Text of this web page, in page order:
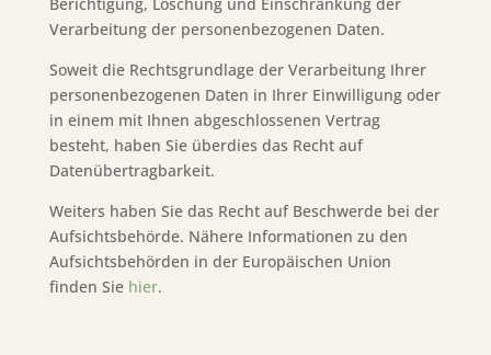
Verarbeitung der personenbezogenen Daten.
Soweit die Rechtsgrundlage der Verarbeitung Ihrer
personenbezogenen Daten in Ihrer Einwilligung oder
in einem mit Ihnen abgeschlossenen Vertrag
besteht, haben Sie überdies das Recht auf
Datenübertragbarkeit.
Weiters haben Sie das Recht auf Beschwerde bei der
Aufsichtsbehörde. Nähere Informationen zu den
Aufsichtsbehörden in der Europäischen Union
finden Sie hier.